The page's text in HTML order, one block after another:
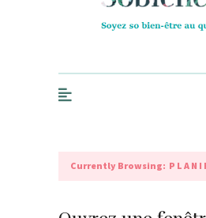
Currently Browsing: